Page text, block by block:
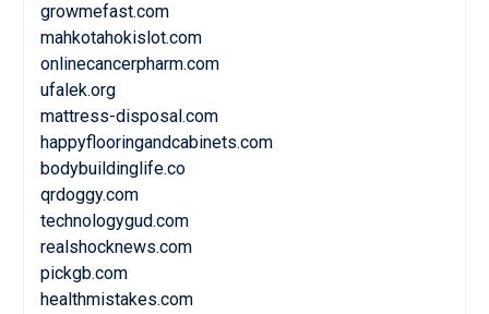
growmefast.com
mahkotahokislot.com
onlinecancerpharm.com
ufalek.org
mattress-disposal.com
happyflooringandcabinets.com
bodybuildinglife.co
qrdoggy.com
technologygud.com
realshocknews.com
pickgb.com
healthmistakes.com